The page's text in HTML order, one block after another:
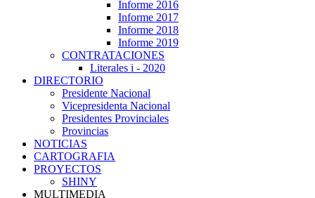
Informe 2016
Informe 2017
Informe 2018
Informe 2019
CONTRATACIONES
Literales i - 2020
DIRECTORIO
Presidente Nacional
Vicepresidenta Nacional
Presidentes Provinciales
Provincias
NOTICIAS
CARTOGRAFIA
PROYECTOS
SHINY
MULTIMEDIA